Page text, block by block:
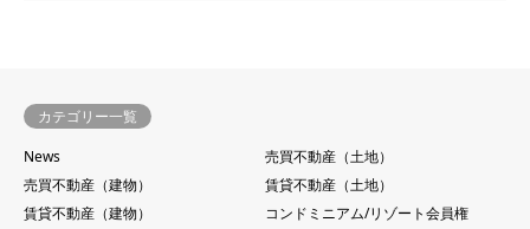
カテゴリー一覧
News
売買不動産（土地）
売買不動産（建物）
賃貸不動産（土地）
賃貸不動産（建物）
コンドミニアム/リゾート会員権